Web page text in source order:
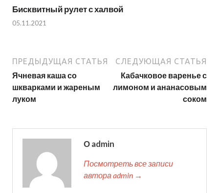
Бисквитный рулет с халвой
05.11.2021
ПРЕДЫДУЩАЯ СТАТЬЯ
Ячневая каша со
шкварками и жареным
луком
СЛЕДУЮЩАЯ СТАТЬЯ
Кабачковое варенье с
лимоном и ананасовым
соком
О admin
Посмотреть все записи
автора admin →